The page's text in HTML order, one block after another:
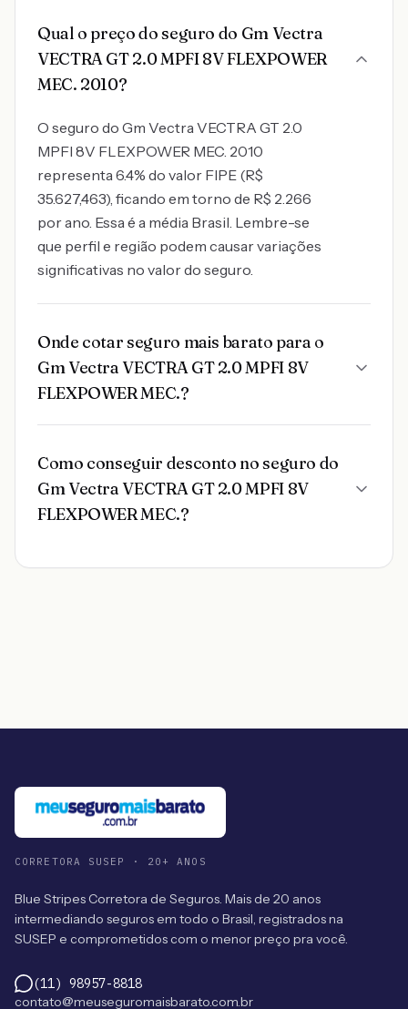
Qual o preço do seguro do Gm Vectra
VECTRA GT 2.0 MPFI 8V FLEXPOWER
MEC. 2010?
O seguro do Gm Vectra VECTRA GT 2.0
MPFI 8V FLEXPOWER MEC. 2010
representa 6.4% do valor FIPE (R$
35.627,463), ficando em torno de R$ 2.266
por ano. Essa é a média Brasil. Lembre-se
que perfil e região podem causar variações
significativas no valor do seguro.
Onde cotar seguro mais barato para o
Gm Vectra VECTRA GT 2.0 MPFI 8V
FLEXPOWER MEC.?
Como conseguir desconto no seguro do
Gm Vectra VECTRA GT 2.0 MPFI 8V
FLEXPOWER MEC.?
CORRETORA SUSEP · 20+ ANOS
Blue Stripes Corretora de Seguros. Mais de 20 anos
intermediando seguros em todo o Brasil, registrados na
SUSEP e comprometidos com o menor preço pra você.
(11) 98957-8818
contato@meuseguromaisbarato.com.br